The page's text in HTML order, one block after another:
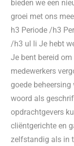
bieden we een
groei met ons
h3 Periode /h3
/h3 ul li Je hebt
Je bent bereid om
medewerkers
goede
woord als
opdrachtgevers
cliëntgerichte en
zelfstandig als in